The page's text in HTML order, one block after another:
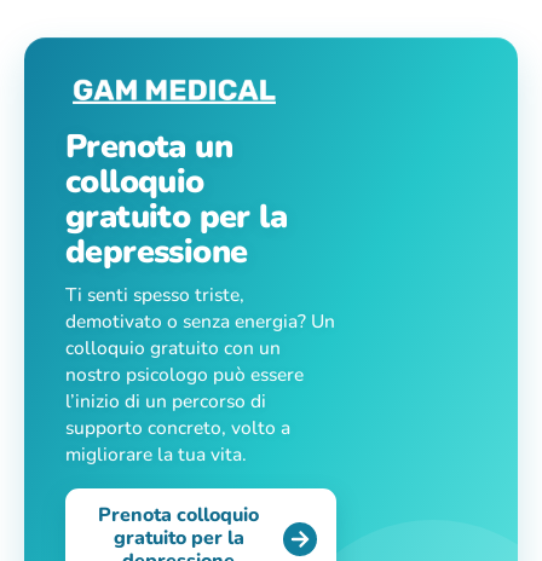
Prenota un
colloquio
gratuito per la
depressione
Ti senti spesso triste,
demotivato o senza energia? Un
colloquio gratuito con un
nostro psicologo può essere
l’inizio di un percorso di
supporto concreto, volto a
migliorare la tua vita.
Prenota colloquio
gratuito per la